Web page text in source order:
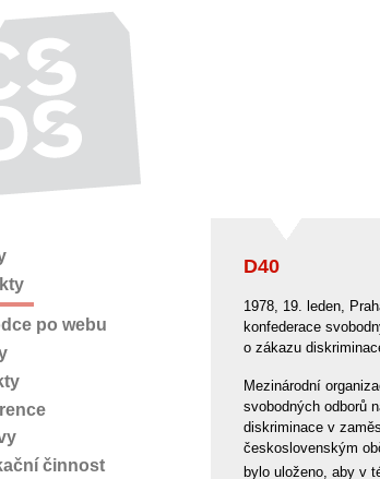
D40
1978, 19. leden,
konfederace
o zákazu
Mezinárodní
svobodných odborů
diskriminace v
československým
bylo uloženo, aby v
po webu
činnost